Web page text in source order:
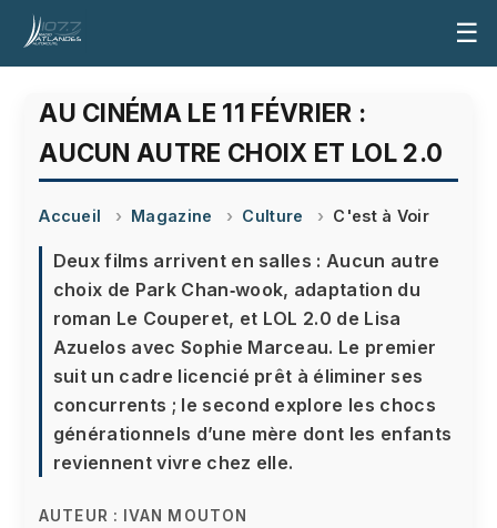
☰
AU CINÉMA LE 11 FÉVRIER :
AUCUN AUTRE CHOIX ET LOL 2.0
Accueil Magazine Culture C'est à Voir
Deux films arrivent en salles : Aucun autre
choix de Park Chan‑wook, adaptation du
roman Le Couperet, et LOL 2.0 de Lisa
Azuelos avec Sophie Marceau. Le premier
suit un cadre licencié prêt à éliminer ses
concurrents ; le second explore les chocs
générationnels d’une mère dont les enfants
reviennent vivre chez elle.
AUTEUR : IVAN MOUTON